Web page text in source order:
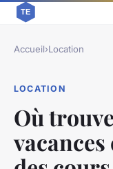
Accueil›Location
LOCATION
Où
vacances